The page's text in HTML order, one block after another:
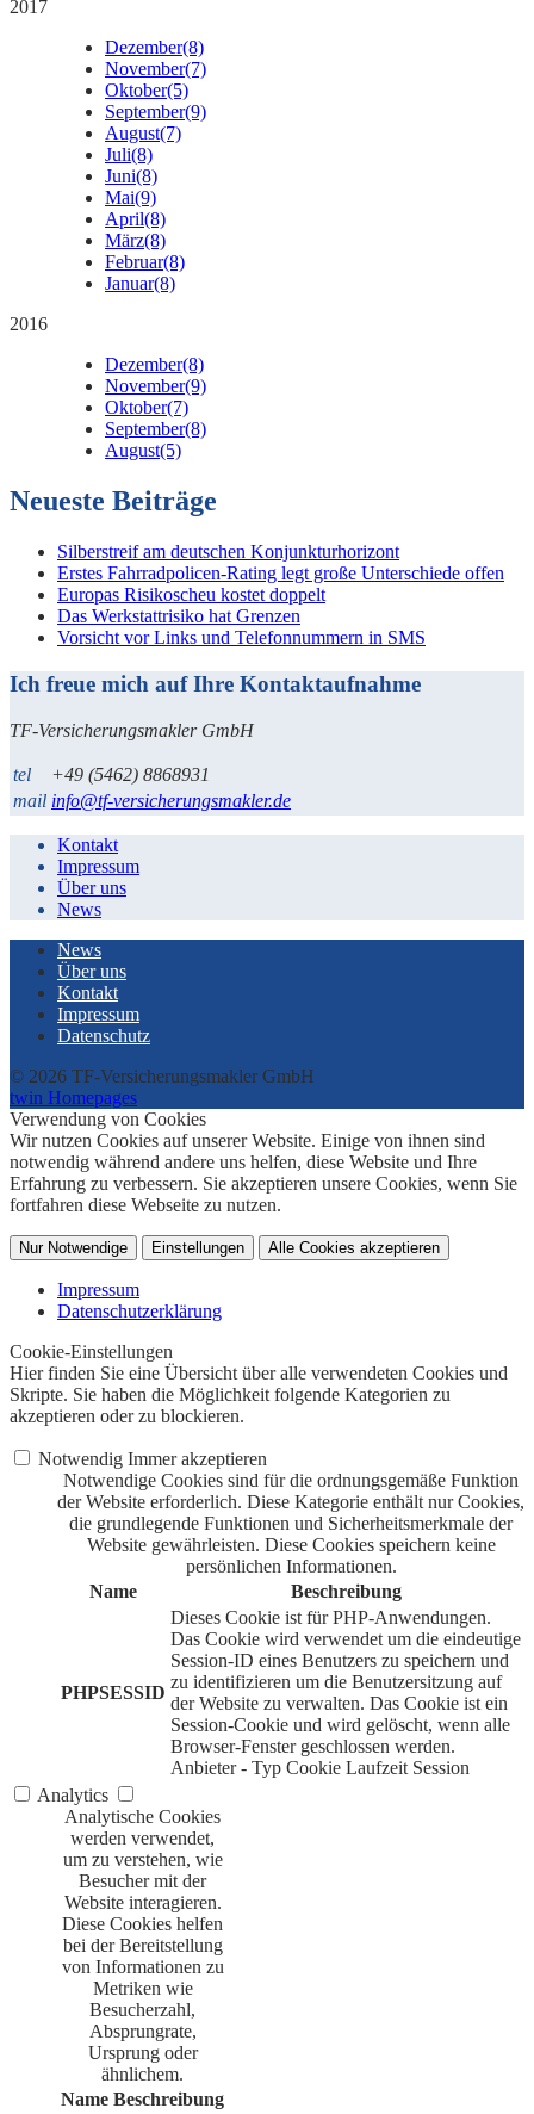
2017
Dezember(8)
November(7)
Oktober(5)
September(9)
August(7)
Juli(8)
Juni(8)
Mai(9)
April(8)
März(8)
Februar(8)
Januar(8)
2016
Dezember(8)
November(9)
Oktober(7)
September(8)
August(5)
Neueste Beiträge
Silberstreif am deutschen Konjunkturhorizont
Erstes Fahrradpolicen-Rating legt große Unterschiede offen
Europas Risikoscheu kostet doppelt
Das Werkstattrisiko hat Grenzen
Vorsicht vor Links und Telefonnummern in SMS
Ich freue mich auf Ihre Kontaktaufnahme
TF-Versicherungsmakler GmbH
tel
+49 (5462) 8868931
mail info@tf-versicherungsmakler.de
Kontakt
Impressum
Über uns
News
News
Über uns
Kontakt
Impressum
Datenschutz
© 2026 TF-Versicherungsmakler GmbH
twin Homepages
Verwendung von Cookies
Wir nutzen Cookies auf unserer Website. Einige von ihnen sind
notwendig während andere uns helfen, diese Website und Ihre
Erfahrung zu verbessern. Sie akzeptieren unsere Cookies, wenn Sie
fortfahren diese Webseite zu nutzen.
Nur Notwendige Einstellungen Alle Cookies akzeptieren
Impressum
Datenschutzerklärung
Cookie-Einstellungen
Hier finden Sie eine Übersicht über alle verwendeten Cookies und
Skripte. Sie haben die Möglichkeit folgende Kategorien zu
akzeptieren oder zu blockieren.
Notwendig Immer akzeptieren
Notwendige Cookies sind für die ordnungsgemäße Funktion
der Website erforderlich. Diese Kategorie enthält nur Cookies,
die grundlegende Funktionen und Sicherheitsmerkmale der
Website gewährleisten. Diese Cookies speichern keine
persönlichen Informationen.
Name
Beschreibung
PHPSESSID
Dieses Cookie ist für PHP-Anwendungen.
Das Cookie wird verwendet um die eindeutige
Session-ID eines Benutzers zu speichern und
zu identifizieren um die Benutzersitzung auf
der Website zu verwalten. Das Cookie ist ein
Session-Cookie und wird gelöscht, wenn alle
Browser-Fenster geschlossen werden.
Anbieter - Typ Cookie Laufzeit Session
Analytics
Analytische Cookies
werden verwendet,
um zu verstehen, wie
Besucher mit der
Website interagieren.
Diese Cookies helfen
bei der Bereitstellung
von Informationen zu
Metriken wie
Besucherzahl,
Absprungrate,
Ursprung oder
ähnlichem.
Name Beschreibung